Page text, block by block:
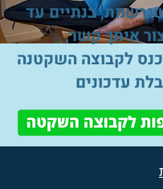
בנתיים עד
איתך קשר,
לקבוצה השקטנה
עדכונים